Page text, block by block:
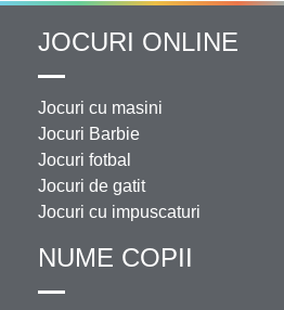
JOCURI ONLINE
Jocuri cu masini
Jocuri Barbie
Jocuri fotbal
Jocuri de gatit
Jocuri cu impuscaturi
NUME COPII